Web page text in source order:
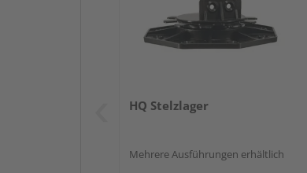
HQ Stelzlager
Mehrere Ausführungen erhältlich